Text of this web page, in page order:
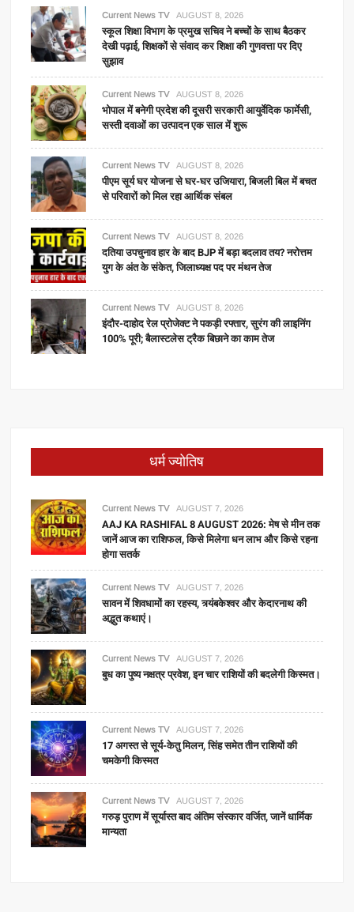
Current News TV AUGUST 8, 2026
स्कूल शिक्षा विभाग के प्रमुख सचिव ने बच्चों के साथ बैठकर
देखी पढ़ाई, शिक्षकों से संवाद कर शिक्षा की गुणवत्ता पर दिए
सुझाव
Current News TV AUGUST 8, 2026
भोपाल में बनेगी प्रदेश की दूसरी सरकारी आयुर्वेदिक फार्मेसी,
सस्ती दवाओं का उत्पादन एक साल में शुरू
Current News TV AUGUST 8, 2026
पीएम सूर्य घर योजना से घर-घर उजियारा, बिजली बिल में बचत
से परिवारों को मिल रहा आर्थिक संबल
Current News TV AUGUST 8, 2026
दतिया उपचुनाव हार के बाद BJP में बड़ा बदलाव तय? नरोत्तम
युग के अंत के संकेत, जिलाध्यक्ष पद पर मंथन तेज
Current News TV AUGUST 8, 2026
इंदौर-दाहोद रेल प्रोजेक्ट ने पकड़ी रफ्तार, सुरंग की लाइनिंग
100% पूरी; बैलास्टलेस ट्रैक बिछाने का काम तेज
धर्म ज्योतिष
Current News TV AUGUST 7, 2026
AAJ KA RASHIFAL 8 AUGUST 2026: मेष से मीन तक
जानें आज का राशिफल, किसे मिलेगा धन लाभ और किसे रहना
होगा सतर्क
Current News TV AUGUST 7, 2026
सावन में शिवधामों का रहस्य, त्र्यंबकेश्वर और केदारनाथ की
अद्भुत कथाएं।
Current News TV AUGUST 7, 2026
बुध का पुष्य नक्षत्र प्रवेश, इन चार राशियों की बदलेगी किस्मत।
Current News TV AUGUST 7, 2026
17 अगस्त से सूर्य-केतु मिलन, सिंह समेत तीन राशियों की
चमकेगी किस्मत
Current News TV AUGUST 7, 2026
गरुड़ पुराण में सूर्यास्त बाद अंतिम संस्कार वर्जित, जानें धार्मिक
मान्यता